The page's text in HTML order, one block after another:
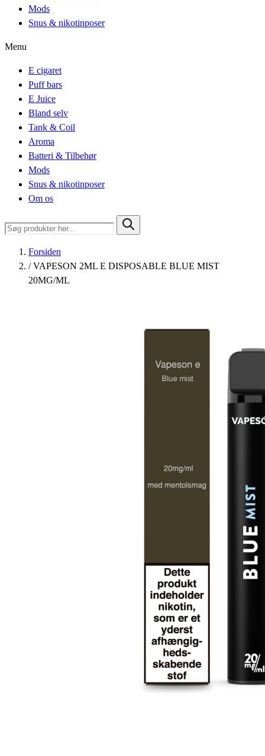
Mods
Snus & nikotinposer
Menu
E cigaret
Puff bars
E Juice
Bland selv
Tank & Coil
Aroma
Batteri & Tilbehør
Mods
Snus & nikotinposer
Om os
Forsiden
/ VAPESON 2ML E DISPOSABLE BLUE MIST
20MG/ML